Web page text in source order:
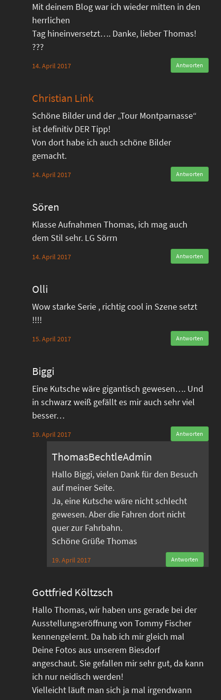
Mit deinem Blog war ich wieder mitten in den
herrlichen
Tag hineinversetzt…. Danke, lieber Thomas!
???
14. April 2017 Antworten
Christian Link
Schöne Bilder und der „Tour Montparnasse“
ist definitiv DER Tipp!
Von dort habe ich auch schöne Bilder
gemacht.
14. April 2017 Antworten
Sören
Klasse Aufnahmen Thomas, ich mag auch
dem Stil sehr. LG Sörrn
14. April 2017 Antworten
Olli
Wow starke Serie , richtig cool in Szene setzt
!!!!
15. April 2017 Antworten
Biggi
Eine Kutsche wäre gigantisch gewesen…. Und
in schwarz weiß gefällt es mir auch sehr viel
besser…
19. April 2017 Antworten
ThomasBechtleAdmin
Hallo Biggi, vielen Dank für den Besuch
auf meiner Seite.
Ja, eine Kutsche wäre nicht schlecht
gewesen. Aber die Fahren dort nicht
quer zur Fahrbahn.
Schöne Grüße Thomas
19. April 2017 Antworten
Gottfried Költzsch
Hallo Thomas, wir haben uns gerade bei der
Ausstellungseröffnung von Tommy Fischer
kennengelernt. Da hab ich mir gleich mal
Deine Fotos aus unserem Biesdorf
angeschaut. Sie gefallen mir sehr gut, da kann
ich nur neidisch werden!
Vielleicht läuft man sich ja mal irgendwann